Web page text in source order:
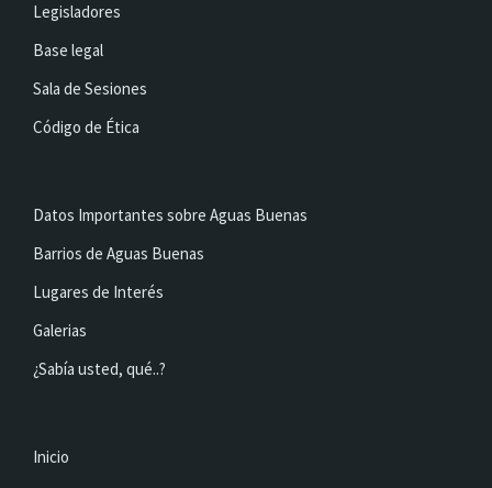
Legisladores
Base legal
Sala de Sesiones
Código de Ética
Datos Importantes sobre Aguas Buenas
Barrios de Aguas Buenas
Lugares de Interés
Galerias
¿Sabía usted, qué..?
Inicio